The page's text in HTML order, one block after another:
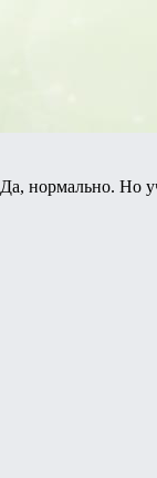
Да, нормально. Но